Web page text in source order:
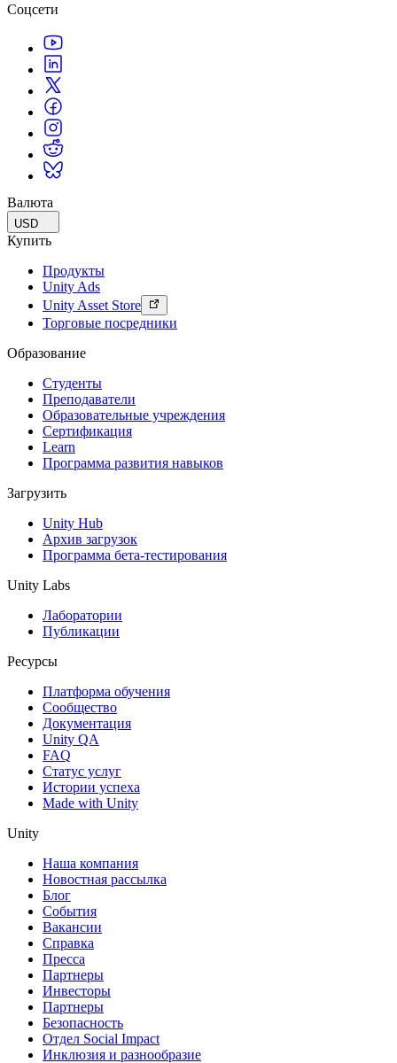
Соцсети
Валюта
USD
Купить
Продукты
Unity Ads
Unity Asset Store
Торговые посредники
Образование
Студенты
Преподаватели
Образовательные учреждения
Сертификация
Learn
Программа развития навыков
Загрузить
Unity Hub
Архив загрузок
Программа бета-тестирования
Unity Labs
Лаборатории
Публикации
Ресурсы
Платформа обучения
Сообщество
Документация
Unity QA
FAQ
Статус услуг
Истории успеха
Made with Unity
Unity
Наша компания
Новостная рассылка
Блог
События
Вакансии
Справка
Пресса
Партнеры
Инвесторы
Партнеры
Безопасность
Отдел Social Impact
Инклюзия и разнообразие